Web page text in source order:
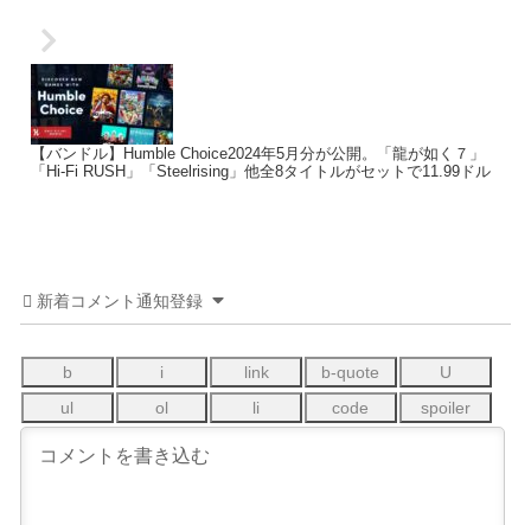
【バンドル】Humble Choice2024年5月分が公開。「龍が如く７」
「Hi-Fi RUSH」「Steelrising」他全8タイトルがセットで11.99ドル
新着コメント通知登録